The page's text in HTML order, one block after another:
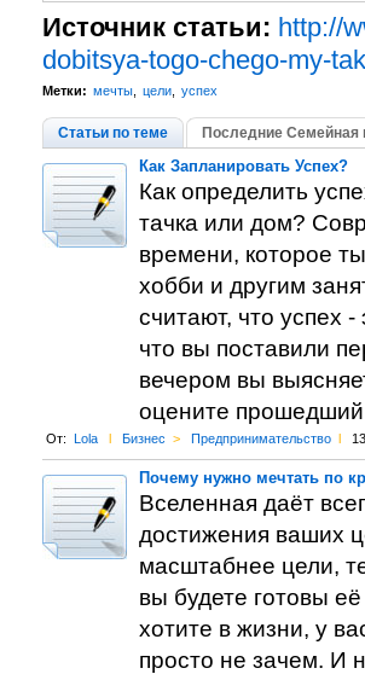
Источник статьи: http://
dobitsya-togo-chego-my-
Метки: мечты, цели, успех
Статьи по теме Последние Семейная
Как Запланировать Успех?
Как определить
тачка или дом?
времени, которое
хобби и другим
считают, что успех
что вы поставили
вечером вы
оцените
От: Lola l Бизнес > Предпринимательство l
Почему нужно мечтать по
Вселенная даёт
достижения ваших
масштабнее цели,
вы будете готовы
хотите в жизни, у
просто не зачем. И